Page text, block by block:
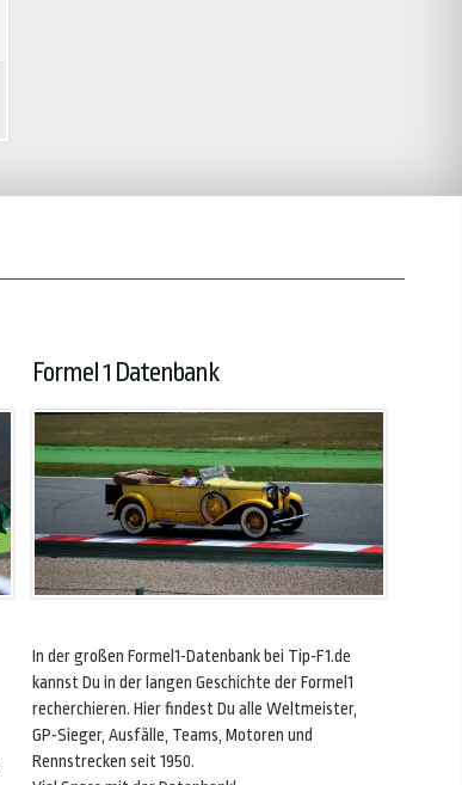
Formel 1 Datenbank
In der großen Formel1-Datenbank bei Tip-F1.de
kannst Du in der langen Geschichte der Formel1
recherchieren. Hier findest Du alle Weltmeister,
GP-Sieger, Ausfälle, Teams, Motoren und
Rennstrecken seit 1950.